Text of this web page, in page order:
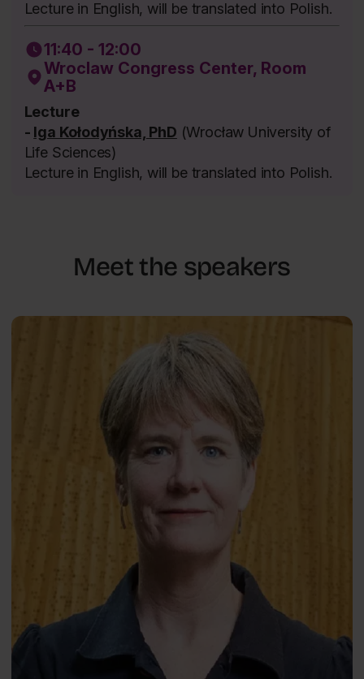
Lecture in English, will be translated into Polish.
11:40 - 12:00
Wroclaw Congress Center, Room
A+B
Lecture
- Iga Kołodyńska, PhD (Wrocław University of
Life Sciences)
Lecture in English, will be translated into Polish.
Meet the speakers
Humans in the City
Sarah